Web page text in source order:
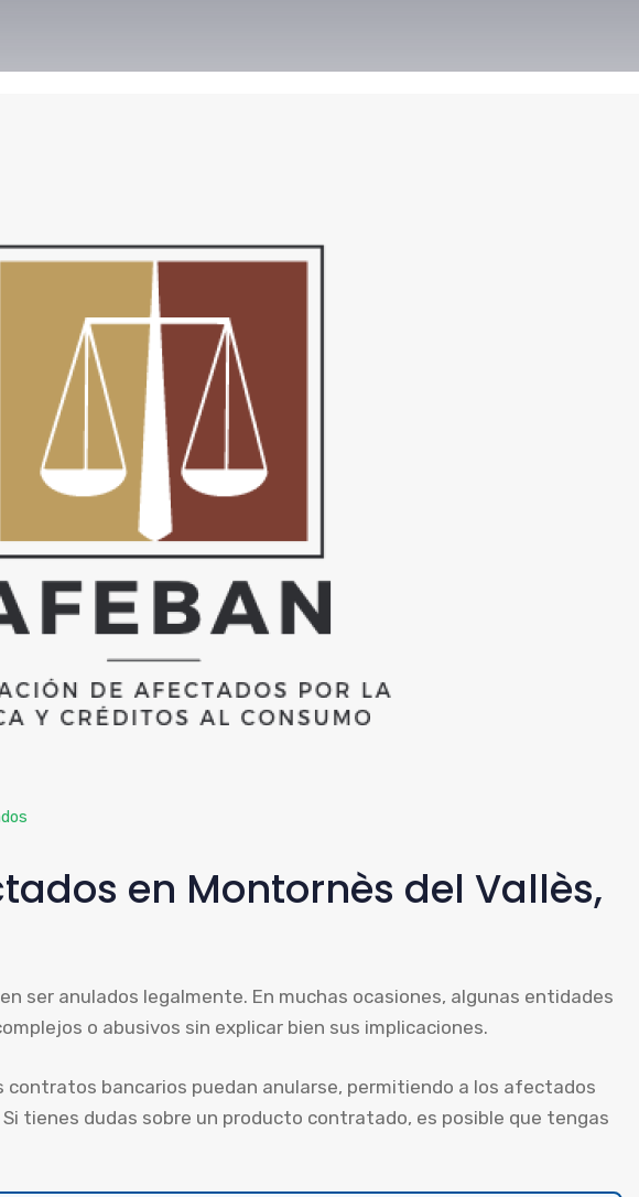
en Montornès del Vallès,
ser anulados legalmente. En muchas ocasiones, algunas entidades
o abusivos sin explicar bien sus implicaciones.
contratos bancarios puedan anularse, permitiendo a los afectados
tienes dudas sobre un producto contratado, es posible que tengas